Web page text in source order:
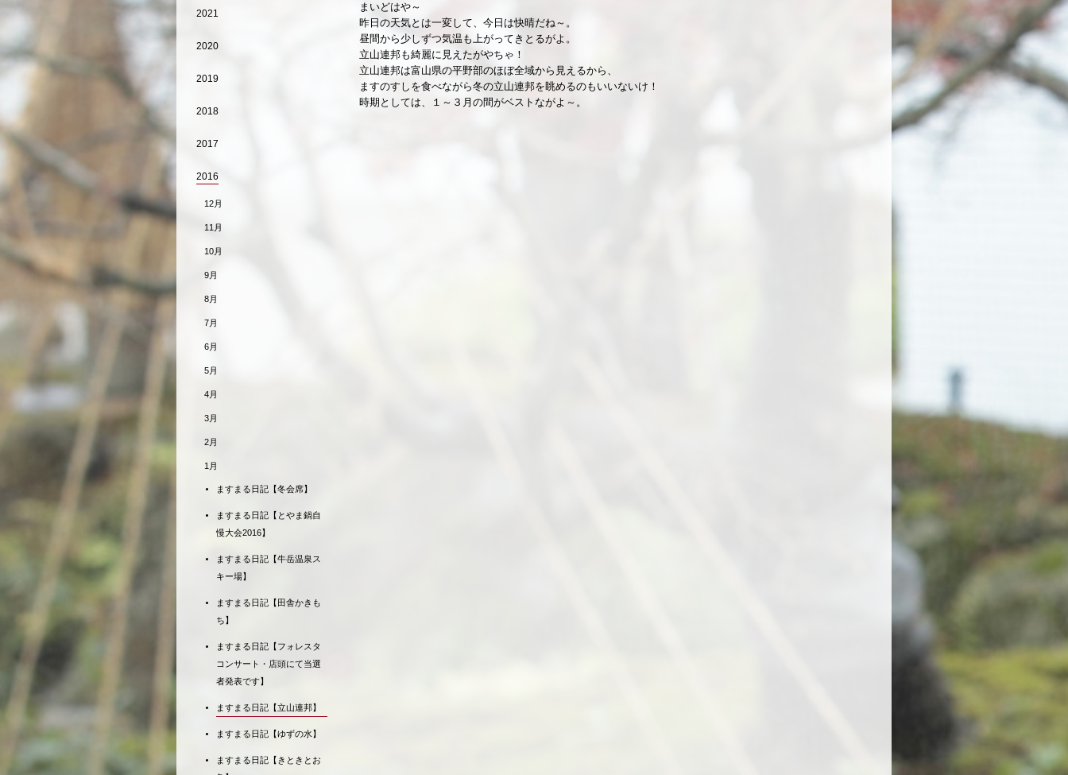
まいどはや～
昨日の天気とは一変して、今日は快晴だね～。
昼間から少しずつ気温も上がってきとるがよ。
立山連邦も綺麗に見えたがやちゃ！
立山連邦は富山県の平野部のほぼ全域から見えるから、
ますのすしを食べながら冬の立山連邦を眺めるのもいいないけ！
時期としては、１～３月の間がベストながよ～。
2021
2020
2019
2018
2017
2016
12月
11月
10月
9月
8月
7月
6月
5月
4月
3月
2月
1月
ますまる日記【冬会席】
ますまる日記【とやま鍋自
慢大会2016】
ますまる日記【牛岳温泉ス
キー場】
ますまる日記【田舎かきも
ち】
ますまる日記【フォレスタ
コンサート・店頭にて当選
者発表です】
ますまる日記【立山連邦】
ますまる日記【ゆずの水】
ますまる日記【きときとお